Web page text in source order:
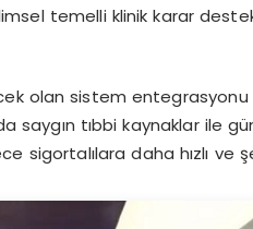
temelli klinik karar
olan sistem
saygın tıbbi kaynaklar ile
sigortalılara daha hızlı